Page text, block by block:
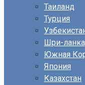
Таиланд
Турция
Шри-ланка
Южная
Япония
Казахстан